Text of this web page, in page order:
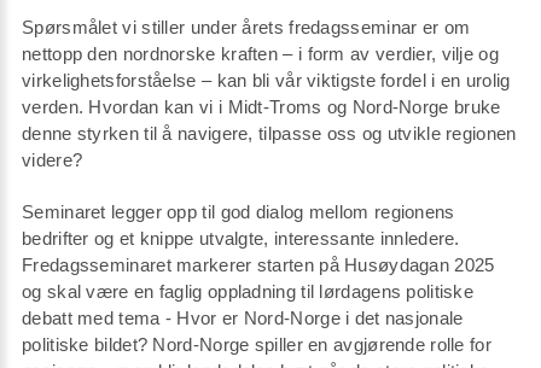
Spørsmålet vi stiller under årets fredagsseminar er om
nettopp den nordnorske kraften – i form av verdier, vilje og
virkelighetsforståelse – kan bli vår viktigste fordel i en urolig
verden. Hvordan kan vi i Midt-Troms og Nord-Norge bruke
denne styrken til å navigere, tilpasse oss og utvikle regionen
videre?
Seminaret legger opp til god dialog mellom regionens
bedrifter og et knippe utvalgte, interessante innledere.
Fredagsseminaret markerer starten på Husøydagan 2025
og skal være en faglig oppladning til lørdagens politiske
debatt med tema - Hvor er Nord-Norge i det nasjonale
politiske bildet? Nord-Norge spiller en avgjørende rolle for